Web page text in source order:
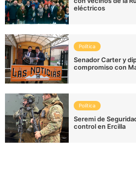
eléctricos
Política
Senador Carter y
compromiso con
Política
Seremi de
control en Ercilla